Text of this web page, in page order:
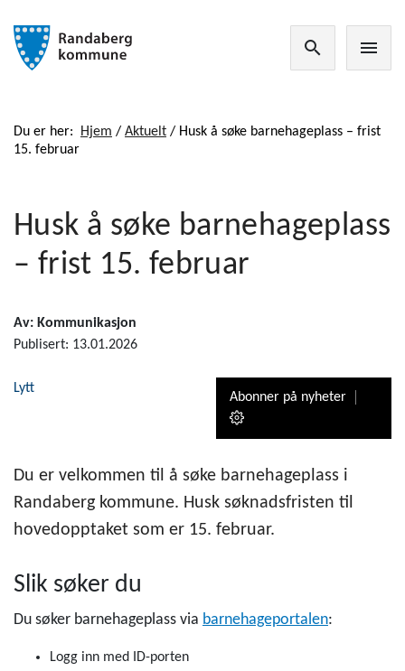
search menu
Du er her: Hjem / Aktuelt / Husk å søke barnehageplass – frist
15. februar
Husk å søke barnehageplass
– frist 15. februar
Av: Kommunikasjon
Publisert: 13.01.2026
Lytt
Abonner på nyheter
Du er velkommen til å søke barnehageplass i
Randaberg kommune. Husk søknadsfristen til
hovedopptaket som er 15. februar.
Slik søker du
Du søker barnehageplass via barnehageportalen:
Logg inn med ID-porten